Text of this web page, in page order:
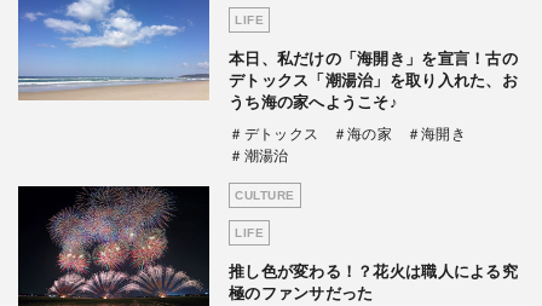
LIFE
本日、私だけの「海開き」を宣言！古の
デトックス「潮湯治」を取り入れた、お
うち海の家へようこそ♪
＃デトックス ＃海の家
＃海開き
＃潮湯治
CULTURE
LIFE
推し色が変わる！？花火は職人による究
極のファンサだった